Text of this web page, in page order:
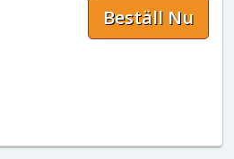
Beställ Nu